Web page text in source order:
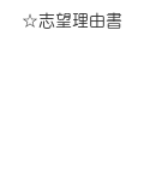
☆志望理由書